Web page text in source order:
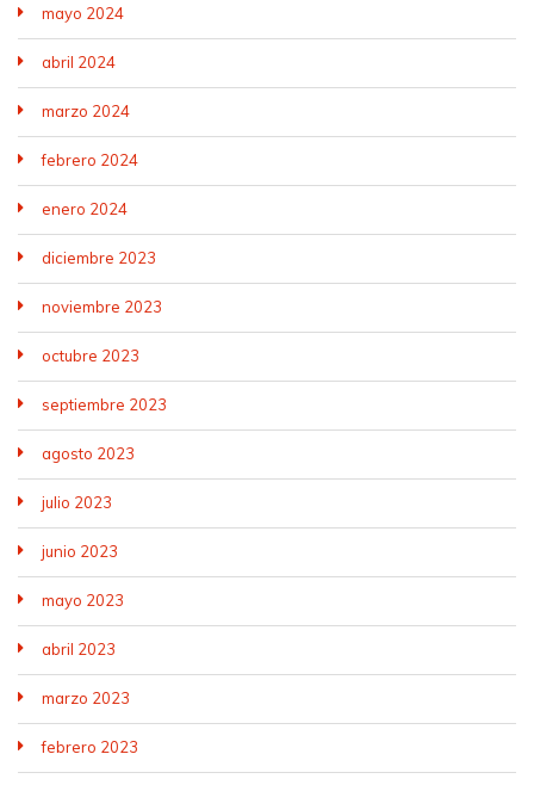
mayo 2024
abril 2024
marzo 2024
febrero 2024
enero 2024
diciembre 2023
noviembre 2023
octubre 2023
septiembre 2023
agosto 2023
julio 2023
junio 2023
mayo 2023
abril 2023
marzo 2023
febrero 2023